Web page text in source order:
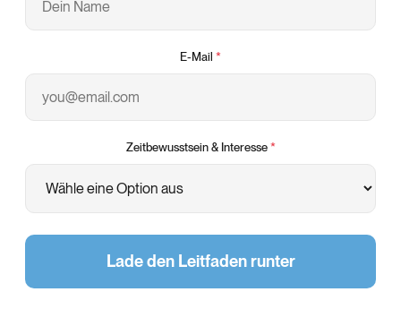
E-Mail *
Zeitbewusstsein & Interesse *
Lade den Leitfaden runter